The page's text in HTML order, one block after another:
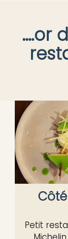
....or
Petit